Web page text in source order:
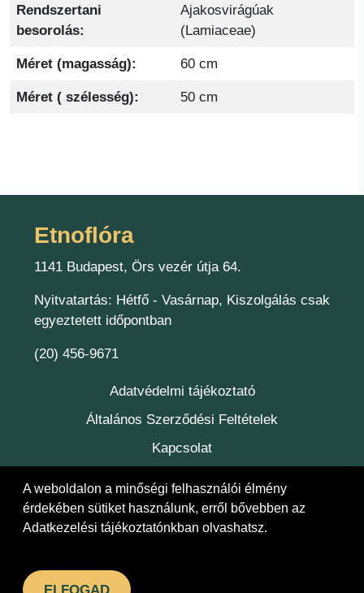
Rendszertani
besorolás:
Ajakosvirágúak
(Lamiaceae)
Méret (magasság): 60 cm
Méret ( szélesség): 50 cm
Etnoflóra
1141 Budapest, Örs vezér útja 64.
Nyitvatartás: Hétfő - Vasárnap, Kiszolgálás csak
egyeztetett időpontban
(20) 456-9671
Adatvédelmi tájékoztató
Általános Szerződési Feltételek
Kapcsolat
A weboldalon a minőségi felhasználói élmény
érdekében sütiket használunk, erről bővebben az
Adatkezelési tájékoztatónkban olvashatsz.
ELFOGAD